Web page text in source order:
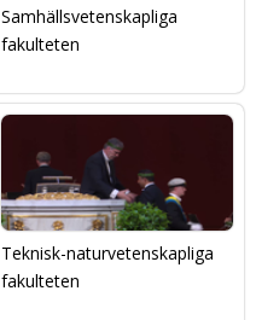
Samhällsvetenskapliga
fakulteten
Teknisk-naturvetenskapliga
fakulteten